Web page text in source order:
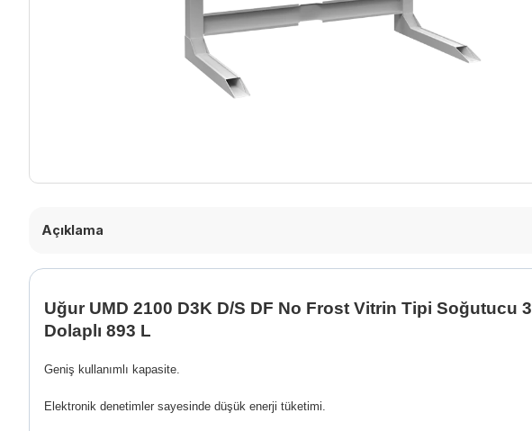
Açıklama
Uğur UMD 2100 D3K D/S DF No Frost Vitrin Tipi Soğutucu 3
Dolaplı 893 L
Geniş kullanımlı kapasite.
Elektronik denetimler sayesinde düşük enerji tüketimi.